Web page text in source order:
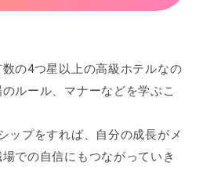
の4つ星以上の高級ホテルなの
ルール、マナーなどを学ぶこ
ップをすれば、自分の成長がメ
での自信にもつながっていき